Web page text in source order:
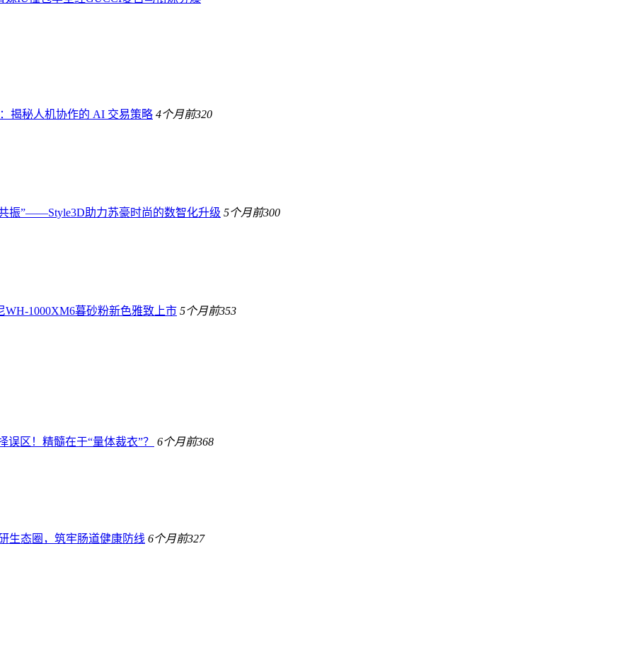
揭秘人机协作的 AI 交易策略 4个月前320
振”——Style3D助力苏豪时尚的数智化升级 5个月前300
1000XM6暮砂粉新色雅致上市 5个月前353
区！精髓在于“量体裁衣”？ 6个月前368
生态圈，筑牢肠道健康防线 6个月前327